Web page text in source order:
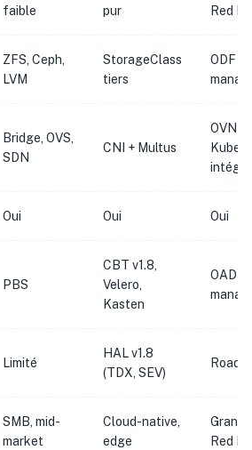
faible pur Red
ZFS, Ceph,
LVM
StorageClass
tiers
ODF
Bridge, OVS,
SDN
CNI + Multus
OVN-
intégré
Oui Oui Oui
PBS
CBT v1.8,
Velero,
Kasten
OADP
Limité
HAL v1.8
(TDX, SEV)
SMB, mid-
market
Cloud-native,
edge
Grand
Red